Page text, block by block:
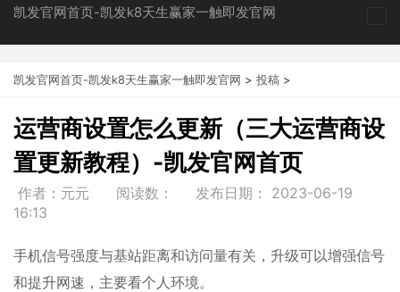
凯发官网首页-凯发k8天生赢家一触即发官网
凯发官网首页-凯发k8天生赢家一触即发官网 > 投稿 >
运营商设置怎么更新（三大运营商设
置更新教程）-凯发官网首页
作者：元元 阅读数： 发布日期： 2023-06-19
16:13
手机信号强度与基站距离和访问量有关，升级可以增强信号
和提升网速，主要看个人环境。